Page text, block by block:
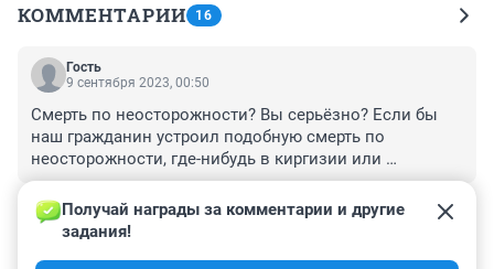
КОММЕНТАРИИ 16
Гость
9 сентября 2023, 00:50
Смерть по неосторожности? Вы серьёзно? Если бы
наш гражданин устроил подобную смерть по
неосторожности, где-нибудь в киргизии или
узбекистане, его уже нарезали бы на шаурму... А наши
всё цацкаются, с лёгкой руки продажных властей...
Гость
Получай награды за комментарии и другие
задания!